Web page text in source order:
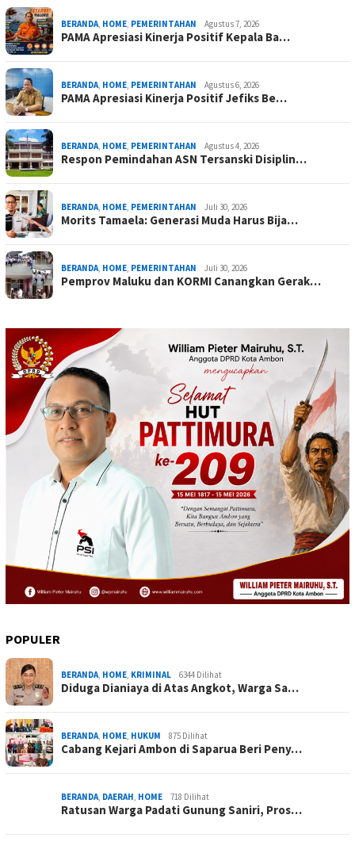
BERANDA, HOME, PEMERINTAHAN Agustus 7, 2026
PAMA Apresiasi Kinerja Positif Kepala Ba…
BERANDA, HOME, PEMERINTAHAN Agustus 6, 2026
PAMA Apresiasi Kinerja Positif Jefiks Be…
BERANDA, HOME, PEMERINTAHAN Agustus 4, 2026
Respon Pemindahan ASN Tersanski Disiplin…
BERANDA, HOME, PEMERINTAHAN Juli 30, 2026
Morits Tamaela: Generasi Muda Harus Bija…
BERANDA, HOME, PEMERINTAHAN Juli 30, 2026
Pemprov Maluku dan KORMI Canangkan Gerak…
POPULER
BERANDA, HOME, KRIMINAL 6344 Dilihat
Diduga Dianiaya di Atas Angkot, Warga Sa…
BERANDA, HOME, HUKUM 875 Dilihat
Cabang Kejari Ambon di Saparua Beri Peny…
BERANDA, DAERAH, HOME 718 Dilihat
Ratusan Warga Padati Gunung Saniri, Pros…